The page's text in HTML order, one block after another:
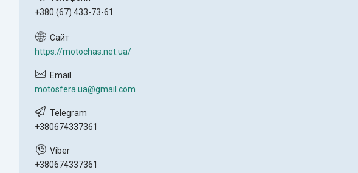
+380 (67) 433-73-61
https://motochas.net.ua/
motosfera.ua@gmail.com
+380674337361
+380674337361